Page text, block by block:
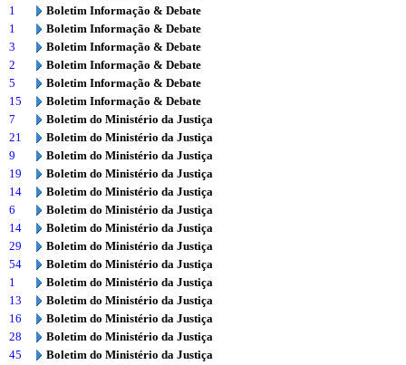
1
Boletim Informação & Debate
1
Boletim Informação & Debate
3
Boletim Informação & Debate
2
Boletim Informação & Debate
5
Boletim Informação & Debate
15
Boletim Informação & Debate
7
Boletim do Ministério da Justiça
21
Boletim do Ministério da Justiça
9
Boletim do Ministério da Justiça
19
Boletim do Ministério da Justiça
14
Boletim do Ministério da Justiça
6
Boletim do Ministério da Justiça
14
Boletim do Ministério da Justiça
29
Boletim do Ministério da Justiça
54
Boletim do Ministério da Justiça
1
Boletim do Ministério da Justiça
13
Boletim do Ministério da Justiça
16
Boletim do Ministério da Justiça
28
Boletim do Ministério da Justiça
45
Boletim do Ministério da Justiça